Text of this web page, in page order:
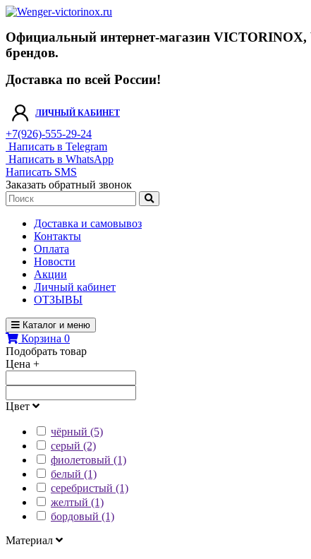
Официальный интернет-магазин VICTORINOX,
брендов.
Доставка по всей России!
ЛИЧНЫЙ КАБИНЕТ
+7(926)-555-29-24
Написать в Telegram
Написать в WhatsApp
Написать SMS
Заказать обратный звонок
Доставка и самовывоз
Контакты
Оплата
Новости
Акции
Личный кабинет
ОТЗЫВЫ
Каталог и меню
Корзина 0
Подобрать товар
Цена +
Цвет
чёрный (5)
серый (2)
фиолетовый (1)
белый (1)
серебристый (1)
желтый (1)
бордовый (1)
Материал